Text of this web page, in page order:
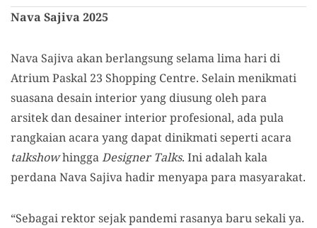
Nava Sajiva 2025
Nava Sajiva akan berlangsung selama lima hari di
Atrium Paskal 23 Shopping Centre. Selain menikmati
suasana desain interior yang diusung oleh para
arsitek dan desainer interior profesional, ada pula
rangkaian acara yang dapat dinikmati seperti acara
talkshowhinggaDesigner Talks. Ini adalah kala
perdana Nava Sajiva hadir menyapa para masyarakat.
“Sebagai rektor sejak pandemi rasanya baru sekali ya.